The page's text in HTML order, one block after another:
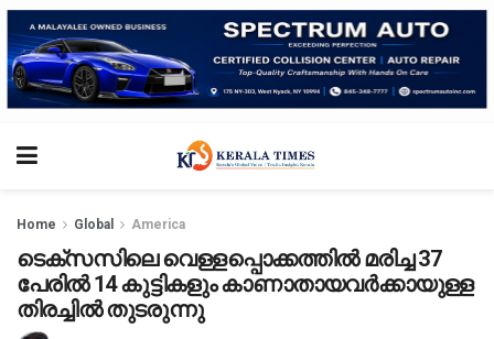
Home Global America
ടെക്സസിലെ വെള്ളപ്പൊക്കത്തിൽ മരിച്ച 37
പേരിൽ 14 കുട്ടികളും കാണാതായവർക്കായുള്ള
തിരച്ചിൽ തുടരുന്നു